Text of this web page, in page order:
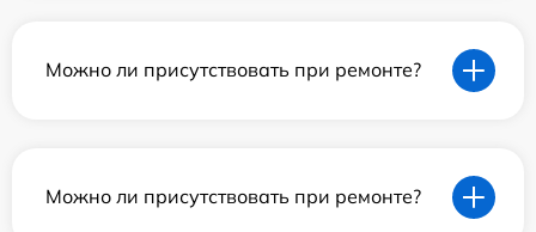
Можно ли присутствовать при ремонте?
Можно ли присутствовать при ремонте?